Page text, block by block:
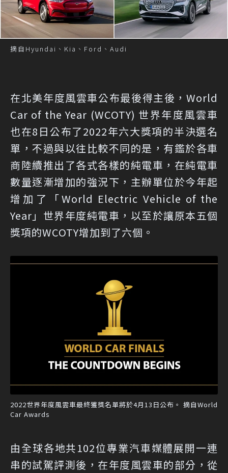
摘自Hyundai、Kia、Ford、Audi
在北美年度風雲車公布最後得主後，World
Car of the Year (WCOTY) 世界年度風雲車
也在8日公布了2022年六大獎項的半決選名
單，不過與以往比較不同的是，有鑑於各車
商陸續推出了各式各樣的純電車，在純電車
數量逐漸增加的強況下，主辦單位於今年起
增加了「World Electric Vehicle of the
Year」世界年度純電車，以至於讓原本五個
獎項的WCOTY增加到了六個。
2022世界年度風雲車最終獲獎名單將於4月13日公布。 摘自World
Car Awards
由全球各地共102位專業汽車媒體展開一連
串的試駕評測後，在年度風雲車的部分，從